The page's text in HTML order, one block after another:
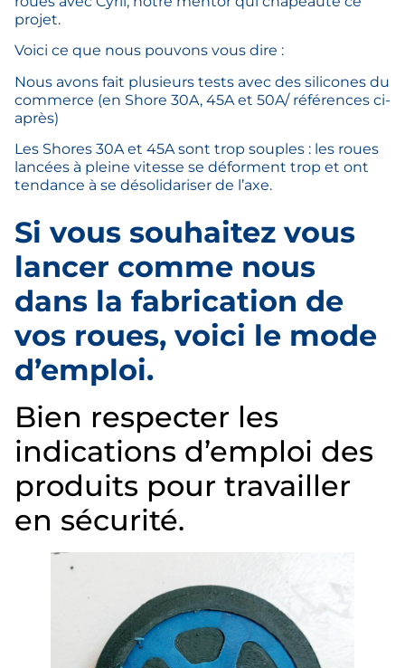
projet.
Voici ce que nous pouvons vous dire :
Nous avons fait plusieurs tests avec des silicones du
commerce (en Shore 30A, 45A et 50A/ références ci-
après)
Les Shores 30A et 45A sont trop souples : les roues
lancées à pleine vitesse se déforment trop et ont
tendance à se désolidariser de l’axe.
Si vous souhaitez vous
lancer comme nous
dans la fabrication de
vos roues, voici le mode
d’emploi.
Bien respecter les
indications d’emploi des
produits pour travailler
en sécurité.